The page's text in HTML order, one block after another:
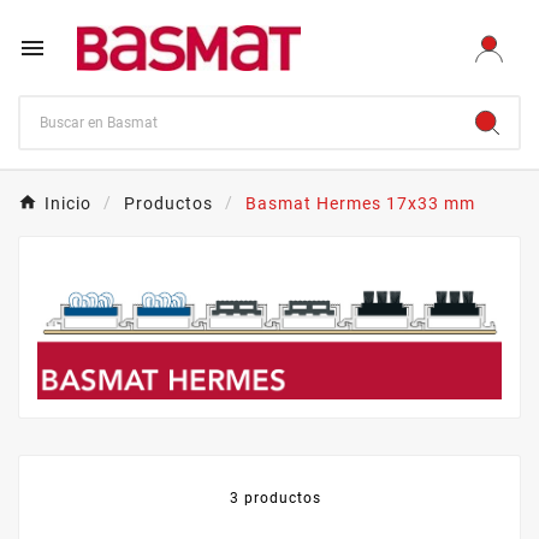

Inicio Productos Basmat Hermes 17x33 mm
3 productos